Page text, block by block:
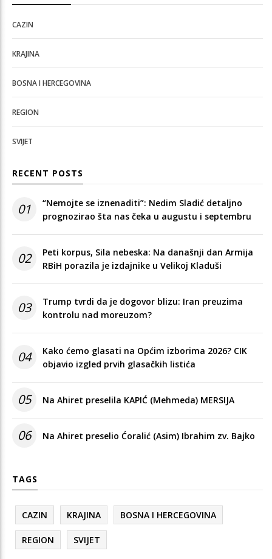
CAZIN
KRAJINA
BOSNA I HERCEGOVINA
REGION
SVIJET
RECENT POSTS
01
“Nemojte se iznenaditi”: Nedim Sladić detaljno
prognozirao šta nas čeka u augustu i septembru
02
Peti korpus, Sila nebeska: Na današnji dan Armija
RBiH porazila je izdajnike u Velikoj Kladuši
03
Trump tvrdi da je dogovor blizu: Iran preuzima
kontrolu nad moreuzom?
04
Kako ćemo glasati na Općim izborima 2026? CIK
objavio izgled prvih glasačkih listića
05 Na Ahiret preselila KAPIĆ (Mehmeda) MERSIJA
06 Na Ahiret preselio Ćoralić (Asim) Ibrahim zv. Bajko
TAGS
CAZIN KRAJINA BOSNA I HERCEGOVINA
REGION SVIJET